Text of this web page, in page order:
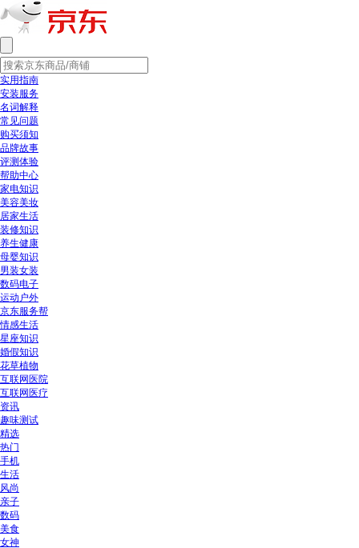
实用指南
安装服务
名词解释
常见问题
购买须知
品牌故事
评测体验
帮助中心
家电知识
美容美妆
居家生活
装修知识
养生健康
母婴知识
男装女装
数码电子
运动户外
京东服务帮
情感生活
星座知识
婚假知识
花草植物
互联网医院
互联网医疗
资讯
趣味测试
精选
热门
手机
生活
风尚
亲子
数码
美食
女神